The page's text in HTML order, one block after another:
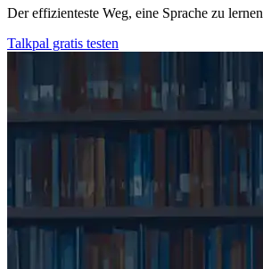
Der effizienteste Weg, eine Sprache zu lernen
Talkpal gratis testen